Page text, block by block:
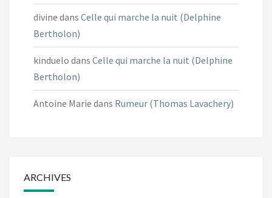
divine dans Celle qui marche la nuit (Delphine
Bertholon)
kinduelo dans Celle qui marche la nuit (Delphine
Bertholon)
Antoine Marie dans Rumeur (Thomas Lavachery)
ARCHIVES